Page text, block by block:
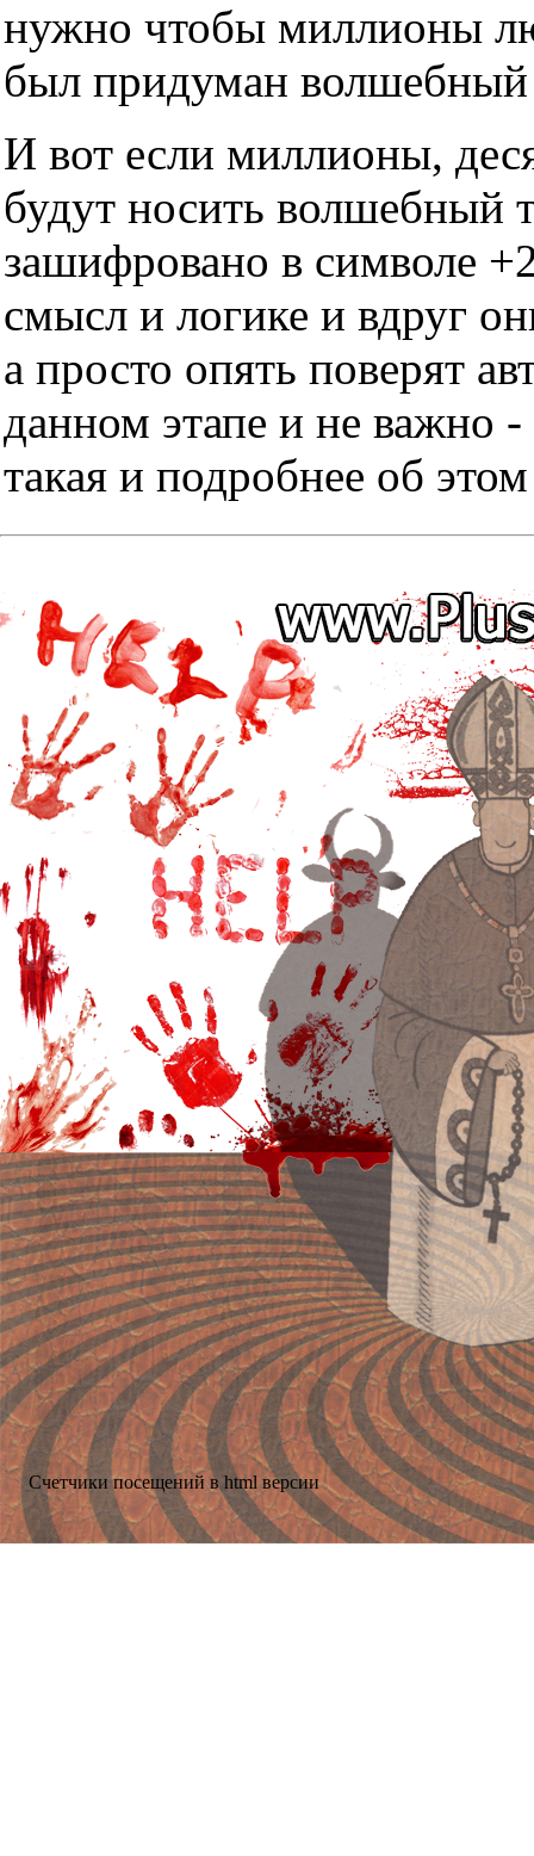
нужно чтобы миллионы
был придуман волшебный
И вот если миллионы,
будут носить волшебный
зашифровано в символе
смысл и логике и вдруг
а просто опять поверят
данном этапе и не важно
такая и подробнее об
Счетчики посещений в html версии